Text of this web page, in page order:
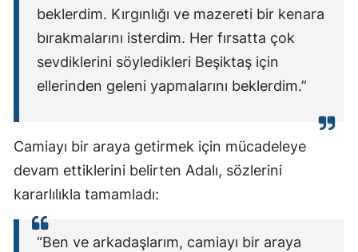
beklerdim. Kırgınlığı ve mazereti bir kenara
bırakmalarını isterdim. Her fırsatta çok
sevdiklerini söyledikleri Beşiktaş için
ellerinden geleni yapmalarını beklerdim.”
Camiayı bir araya getirmek için mücadeleye
devam ettiklerini belirten Adalı, sözlerini
kararlılıkla tamamladı:
“Ben ve arkadaşlarım, camiayı bir araya